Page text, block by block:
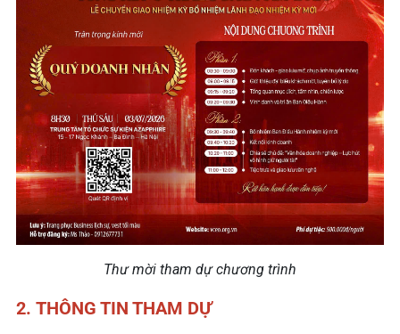
Thư mời tham dự chương trình
2. THÔNG TIN THAM DỰ